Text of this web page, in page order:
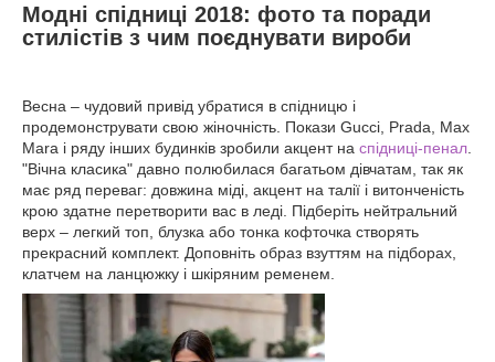
Модні спідниці 2018: фото та поради
стилістів з чим поєднувати вироби
Весна – чудовий привід убратися в спідницю і
продемонструвати свою жіночність. Покази Gucci, Prada, Max
Mara і ряду інших будинків зробили акцент на спідниці-пенал.
"Вічна класика" давно полюбилася багатьом дівчатам, так як
має ряд переваг: довжина міді, акцент на талії і витонченість
крою здатне перетворити вас в леді. Підберіть нейтральний
верх – легкий топ, блузка або тонка кофточка створять
прекрасний комплект. Доповніть образ взуттям на підборах,
клатчем на ланцюжку і шкіряним ременем.